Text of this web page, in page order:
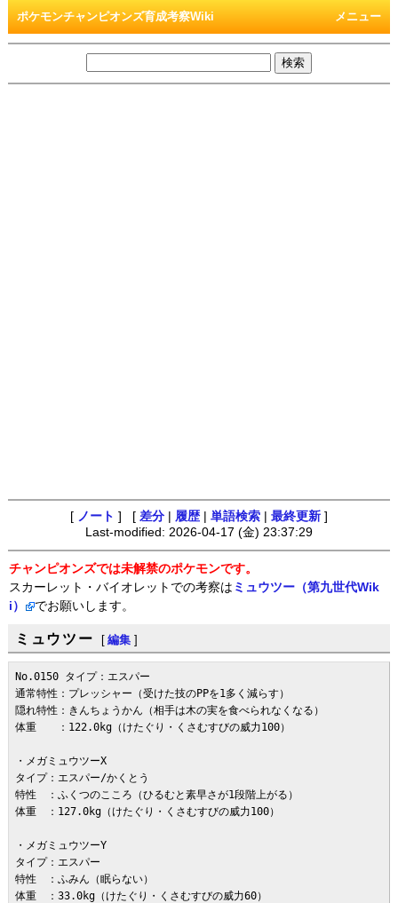
メニュー
ポケモンチャンピオンズ育成考察Wiki
[ ノート ] [ 差分 履歴 単語検索 最終更新 ]
Last-modified: 2026-04-17 (金) 23:37:29
チャンピオンズでは未解禁のポケモンです。
スカーレット・バイオレットでの考察は ミュウツー（第九世代Wik
i）
でお願いします。
ミュウツー [ 編集 ]
No.0150 タイプ：エスパー
通常特性：プレッシャー（受けた技のPPを1多く減らす）
隠れ特性：きんちょうかん（相手は木の実を食べられなくなる）
体重　　：122.0kg（けたぐり・くさむすびの威力100）
・メガミュウツーX
タイプ：エスパー/かくとう
特性　：ふくつのこころ（ひるむと素早さが1段階上がる）
体重　：127.0kg（けたぐり・くさむすびの威力100）
・メガミュウツーY
タイプ：エスパー
特性　：ふみん（眠らない）
体重　：33.0kg（けたぐり・くさむすびの威力60）